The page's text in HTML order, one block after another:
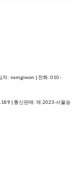
자: namgiwon | 전화: 010-
| 통신판매:제 2023-서울송